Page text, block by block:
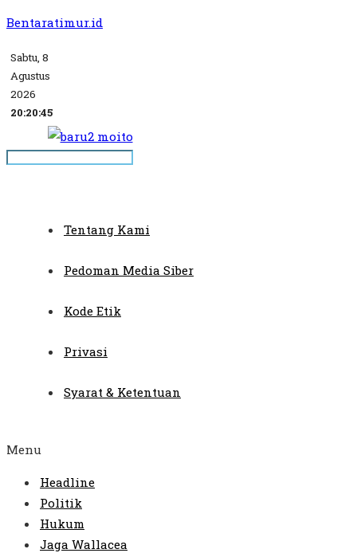
Bentaratimur.id
Sabtu, 8
Agustus
2026
20:20:45
Tentang Kami
Pedoman Media Siber
Kode Etik
Privasi
Syarat & Ketentuan
Menu
Headline
Politik
Hukum
Jaga Wallacea